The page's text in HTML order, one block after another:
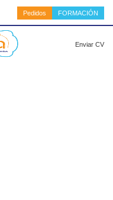
Pedidos FORMACIÓN
Enviar CV